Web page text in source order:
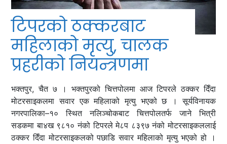
टिपरको ठक्करबाट
महिलाको मृत्यु, चालक
प्रहरीको नियन्त्रणमा
भक्तपुर, चैत ७ । भक्तपुरको चित्तपोलमा आज टिपरले ठक्कर दिँदा
मोटरसाइकलमा सवार एक महिलाको मृत्यु भएको छ । सूर्यविनायक
नगरपालिका–१० स्थित नलिञ्चोकबाट चित्तपोलतर्फ जाने भित्री
सडकमा बा४ख ९८१० नंको टिपरले मे८प ८३९७ नंको मोटरसाइकललाई
ठक्कर दिँदा मोटरसाइकलको पछाडि सवार महिलाको मृत्यु भएको हो ।